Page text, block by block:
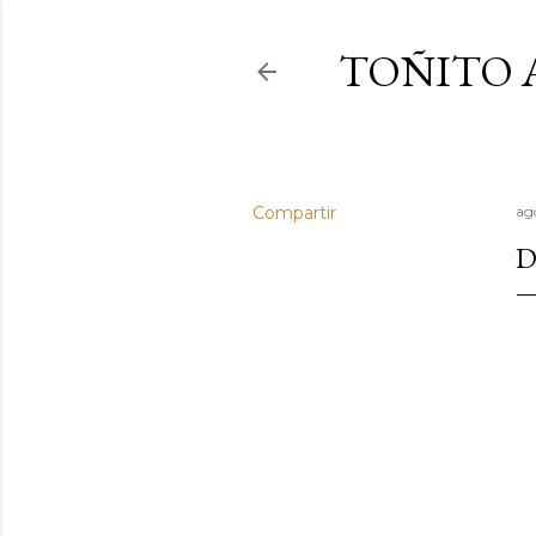
TOÑITO
Compartir